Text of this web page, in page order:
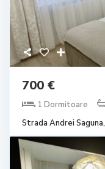
700 €
1 Dormitoare
Strada Andrei Saguna,